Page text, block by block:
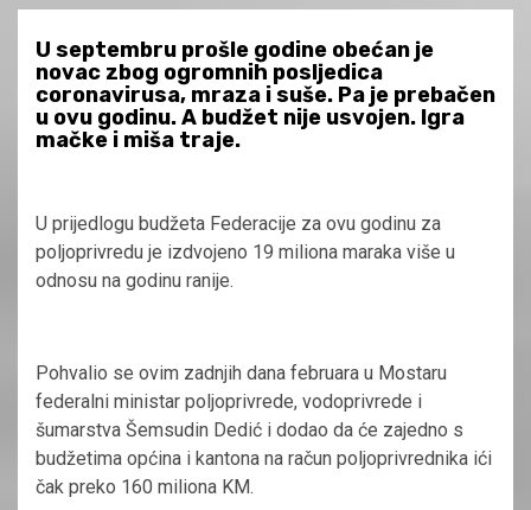
U septembru prošle godine obećan je
novac zbog ogromnih posljedica
coronavirusa, mraza i suše. Pa je prebačen
u ovu godinu. A budžet nije usvojen. Igra
mačke i miša traje.
U prijedlogu budžeta Federacije za ovu godinu za
poljoprivredu je izdvojeno 19 miliona maraka više u
odnosu na godinu ranije.
Pohvalio se ovim zadnjih dana februara u Mostaru
federalni ministar poljoprivrede, vodoprivrede i
šumarstva Šemsudin Dedić i dodao da će zajedno s
budžetima općina i kantona na račun poljoprivrednika ići
čak preko 160 miliona KM.